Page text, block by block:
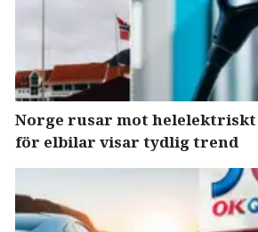
Norge rusar mot
för elbilar visar tydlig trend